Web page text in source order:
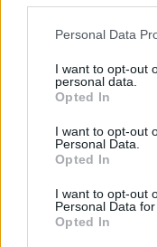
Please note that this
not limited to your
grant or deny
use your data for
consent section.
Personal Data
I want to opt-out
personal data.
Opted In
I want to opt-out
Personal Data.
Opted In
I want to opt-out
Personal Data
Opted In
Continua a